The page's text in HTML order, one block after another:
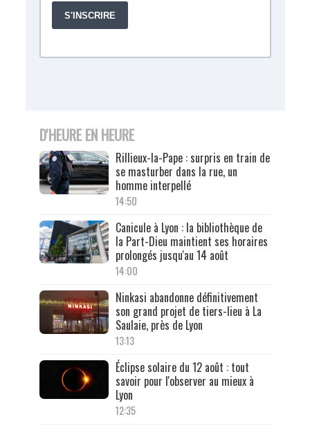
D'HEURE EN HEURE
Rillieux-la-Pape : surpris en train de
se masturber dans la rue, un
homme interpellé
14:50
Canicule à Lyon : la bibliothèque de
la Part-Dieu maintient ses horaires
prolongés jusqu'au 14 août
14:00
Ninkasi abandonne définitivement
son grand projet de tiers-lieu à La
Saulaie, près de Lyon
13:13
Éclipse solaire du 12 août : tout
savoir pour l'observer au mieux à
Lyon
12:35